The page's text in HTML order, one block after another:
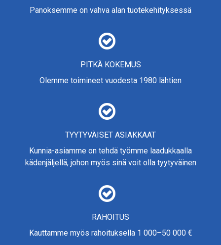
Panoksemme on vahva alan tuotekehityksessä
PITKÄ KOKEMUS
Olemme toimineet vuodesta 1980 lähtien
TYYTYVÄISET ASIAKKAAT
Kunnia-asiamme on tehdä työmme laadukkaalla
kädenjäljellä, johon myös sinä voit olla tyytyväinen
RAHOITUS
Kauttamme myös rahoituksella 1 000–50 000 €